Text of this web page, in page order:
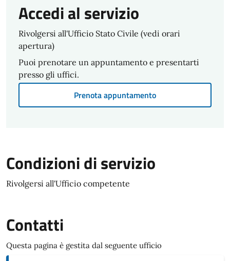
Accedi al servizio
Rivolgersi all'Ufficio Stato Civile (vedi orari
apertura)
Puoi prenotare un appuntamento e presentarti
presso gli uffici.
Prenota appuntamento
Condizioni di servizio
Rivolgersi all'Ufficio competente
Contatti
Questa pagina è gestita dal seguente ufficio